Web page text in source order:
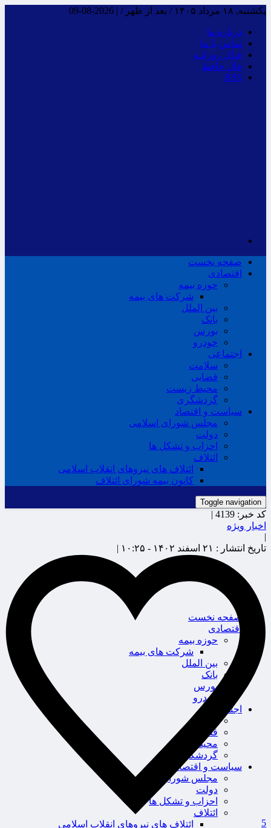
یکشنبه, ۱۸ مرداد ۱۴۰۵ / بعد از ظهر / |
2026-08-09
درباره ما
تماس با ما
فـال روزانـه
فال حافظ
RSS
صفحه نخست
اقتصادی
حوزه بیمه
شرکت های بیمه
بین الملل
بانک
بورس
خودرو
اجتماعی
سلامت
قضایی
محیط زیست
گردشگری
سیاست و اقتصاد
مجلس شورای اسلامی
دولت
احزاب و تشکل ها
ائتلاف
ائتلاف های نیروهای انقلاب اسلامی
کانون بیمه شورای ائتلاف
Toggle navigation
صفحه نخست
اقتصادی
حوزه بیمه
شرکت های بیمه
بین الملل
بانک
بورس
خودرو
اجتماعی
سلامت
قضایی
محیط زیست
گردشگری
سیاست و اقتصاد
مجلس شورای اسلامی
دولت
احزاب و تشکل ها
ائتلاف
ائتلاف های نیروهای انقلاب اسلامی
کد خبر: 4139 |
اخبار ویژه
|
تاریخ انتشار : ۲۱ اسفند ۱۴۰۲ - ۱۰:۲۵ |
5